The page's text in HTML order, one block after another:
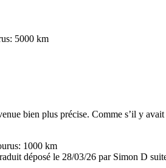
5000 km
bien plus précise. Comme s’il y
1000 km
déposé le 28/03/26 par Simon D